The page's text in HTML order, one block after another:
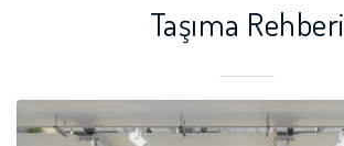
Taşıma Rehberi